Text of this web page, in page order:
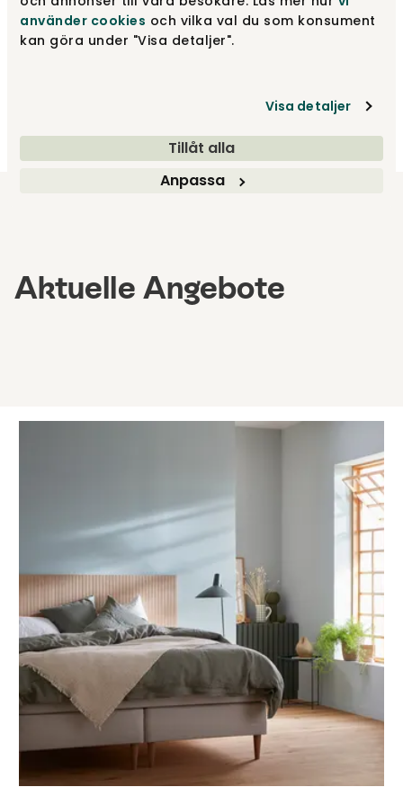
använder cookies och vilka val du som konsument
kan göra under "Visa detaljer".
Visa detaljer
Tillåt alla
Anpassa
Verstellbares Bett
Kontinentalbetten mit
Ab1 417 €
Aktuelle Angebote